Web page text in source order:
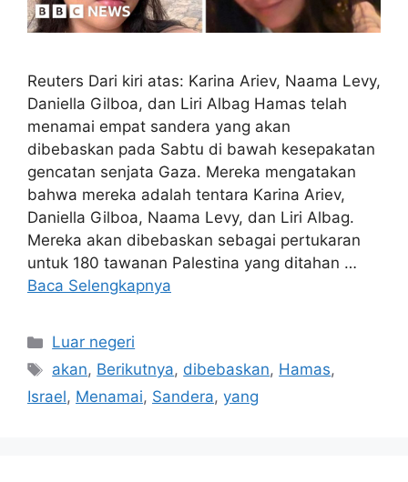
Reuters Dari kiri atas: Karina Ariev, Naama Levy,
Daniella Gilboa, dan Liri Albag Hamas telah
menamai empat sandera yang akan
dibebaskan pada Sabtu di bawah kesepakatan
gencatan senjata Gaza. Mereka mengatakan
bahwa mereka adalah tentara Karina Ariev,
Daniella Gilboa, Naama Levy, dan Liri Albag.
Mereka akan dibebaskan sebagai pertukaran
untuk 180 tawanan Palestina yang ditahan …
Baca Selengkapnya
Kategori
Luar negeri
Tag
akan, Berikutnya, dibebaskan, Hamas,
Israel, Menamai, Sandera, yang